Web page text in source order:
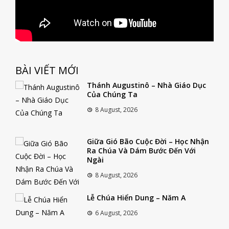
BÀI VIẾT MỚI
Thánh Augustinô – Nhà Giáo Dục
Của Chúng Ta
8 August, 2026
Giữa Gió Bão Cuộc Đời – Học Nhận
Ra Chúa Và Dám Bước Đến Với
Ngài
8 August, 2026
Lễ Chúa Hiển Dung – Năm A
6 August, 2026